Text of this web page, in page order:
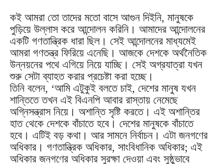
কই আমরা তো তাদের মতো বাসে আগুন দিইনি, মানুষকে
পুড়িয়ে উল্লাস করে আন্দোলন করিনি। আমাদের আন্দোলনের
একটি গণতান্ত্রিক ধারা ছিল। সেই আন্দোলনের মাধ্যমেই
আমরা গণতন্ত্র ফিরিয়ে এনেছি। আজকে দেশকে অর্থনৈতিক
উন্নয়নের পথে এগিয়ে নিয়ে যাচ্ছি। সেই অগ্রযাত্রা যখন
শুরু সেটা ব্যাহত করার প্রচেষ্টা করা হচ্ছে।
তিনি বলেন, ‘আমি এটুকুই বলতে চাই, দেশের মানুষ যখন
শান্তিতে তখন এই বিএনপি আবার রাস্তায় নেমেছে
অগ্নিসন্ত্রাস নিয়ে। অশান্তি সৃষ্টি করতে। এই অশান্তির
হাত থেকে দেশকে বাঁচাতে হবে। দেশের মানুষকে বাঁচাতে
হবে। এটিই বড় কথা। আর সামনে নির্বাচন। এটা জনগণের
অধিকার। গণতান্ত্রিক অধিকার, সাংবিধানিক অধিকার; এই
অধিকার জনগণের অধিকার সুরক্ষা দেওয়া এবং সুষ্ঠুভাবে